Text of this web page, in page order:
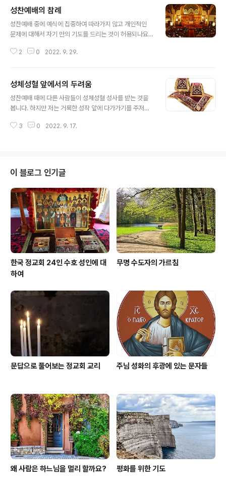
성찬예배의 참례
성찬예배 중에 예식에 집중하여 따라가지 않고 개인적인
문제에 대해서 자기 만의 기도를 드리는 것이 허용되나요?
래서 교회에서 모두 함께 드리는 성찬예배에 동참하는 것
들은 "아멘"으로 화답하고, 사제나 보제가 하느님께 간청을
드리면 신자들은 "주여, 불쌍히 여기소서."라고 화답하며
같이 간청을 드립니다. 성찬예배에서 중요한 부분은 성직
다. "마음을 드높입시다."라고 사제가 말하면, 신자들은 "주
2 0 2022. 9. 29.
성체성혈 앞에서의 두려움
성찬예배 때에 다른 사람들이 성체성혈 성사를 받는 것을
봅니다. 하지만 저는 거룩한 성작 앞에 다가가기를 주저합
다. 어떻게 해야 이 두려움을 어떻게 해야 이 두려움을 떨쳐
백 신부님을 찾아가 당신 인생 모두에 대해 고백성사를 하
십시오. 언제 성체성혈 성사를 받아야 하는지, 어떠한 생활
을 해야 하는지, 영적 고백 신부님의 말씀을 따라 생활하십
시오. 겸손하시고 거룩하신 그리스도의 몸을 영접하는 신
비의 성사에 대해 진정한 그리스도인이 죄로 인해서 두려
움을 느끼는 것은 당연한 것입니다. 간..
3 0 2022. 9. 17.
이 블로그 인기글
한국 정교회 24인 수호 성인에 대
하여
무명 수도자의 가르침
문답으로 풀어보는 정교회 교리 주님 성화의 후광에 있는 문자들
왜 사람은 하느님을 멀리 할까요? 평화를 위한 기도